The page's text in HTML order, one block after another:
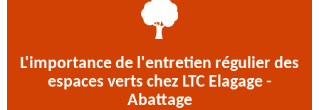
L'importance de l'entretien régulier des
espaces verts chez LTC Elagage -
Abattage